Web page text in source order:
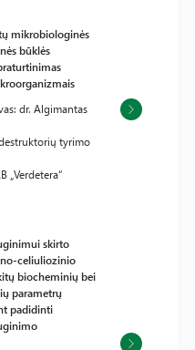
mikrobiologinės
būklės
dr. Algimantas
tyrimo
„Verdetera“
skirto
celiuliozinio
biocheminių bei
parametrų
padidinti